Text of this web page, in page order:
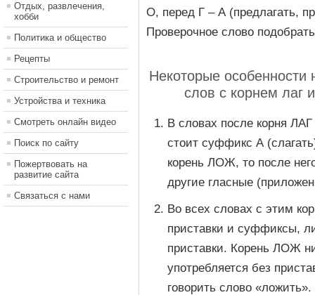
Отдых, развлечения,
хобби
Политика и общество
Рецепты
Строительство и ремонт
Устройства и техника
Смотреть онлайн видео
Поиск по сайту
Пожертвовать на
развитие сайта
Связаться с нами
О, перед Г – А (предлагать,
Проверочное слово
Некоторые особенности
слов с корнем лаг
В словах после корня ЛАГ
стоит суффикс А
корень ЛОЖ, то после
другие гласные
Во всех словах с этим
приставки и суффиксы,
приставки. Корень ЛОЖ
употребляется без
говорить слово